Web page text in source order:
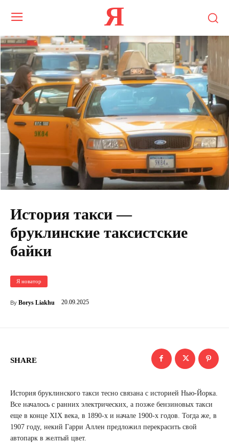
Я
История такси —
бруклинские таксистские
байки
Я новатор
By Borys Liakhu 20.09.2025
SHARE
История бруклинского такси тесно связана с историей Нью-Йорка.
Все началось с ранних электрических, а позже бензиновых такси
еще в конце XIX века, в 1890-х и начале 1900-х годов. Тогда же, в
1907 году, некий Гарри Аллен предложил перекрасить свой
автопарк в желтый цвет.